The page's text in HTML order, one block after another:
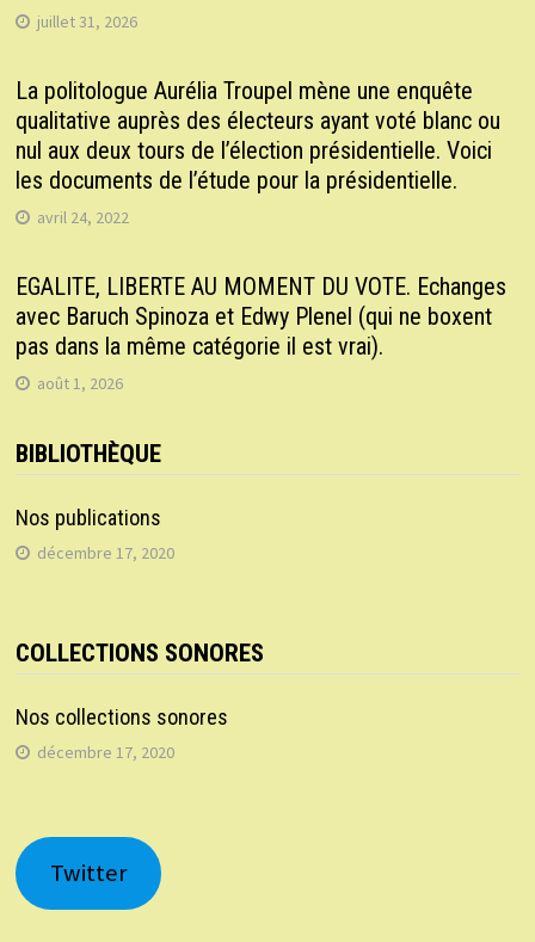
juillet 31, 2026
La politologue Aurélia Troupel mène une enquête
qualitative auprès des électeurs ayant voté blanc ou
nul aux deux tours de l’élection présidentielle. Voici
les documents de l’étude pour la présidentielle.
avril 24, 2022
EGALITE, LIBERTE AU MOMENT DU VOTE. Echanges
avec Baruch Spinoza et Edwy Plenel (qui ne boxent
pas dans la même catégorie il est vrai).
août 1, 2026
BIBLIOTHÈQUE
Nos publications
décembre 17, 2020
COLLECTIONS SONORES
Nos collections sonores
décembre 17, 2020
Twitter